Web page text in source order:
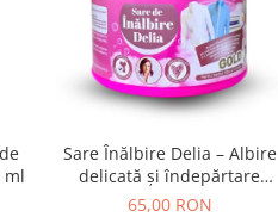
ml
Sare Înălbire Delia – Albire
delicată și îndepărtare
eficientă a petelor 500 g
65,00 RON